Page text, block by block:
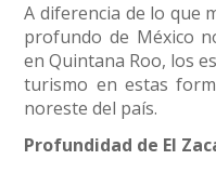
A diferencia de lo que
profundo de México
en Quintana Roo, los
turismo en estas
noreste del país.
Profundidad de El